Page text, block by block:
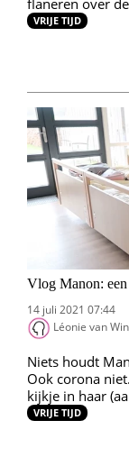
flaneren over
VRIJE TIJD
Vlog Manon:
14 juli 2021 07:44
Léonie van
Niets houdt
Ook corona
kijkje in haar
VRIJE TIJD